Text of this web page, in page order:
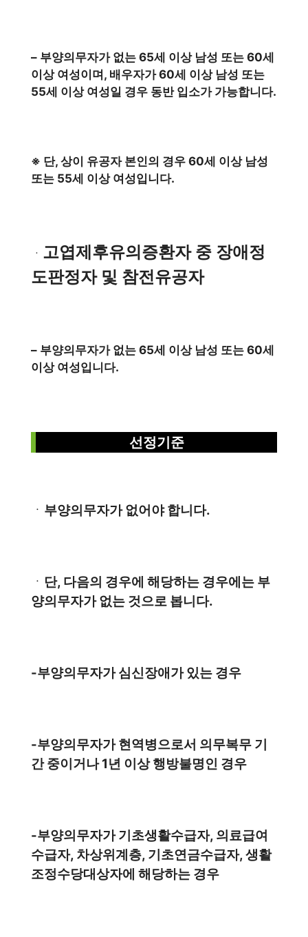
– 부양의무자가 없는 65세 이상 남성 또는 60세
이상 여성이며, 배우자가 60세 이상 남성 또는
55세 이상 여성일 경우 동반 입소가 가능합니다.
※ 단, 상이 유공자 본인의 경우 60세 이상 남성
또는 55세 이상 여성입니다.
ㆍ 고엽제후유의증환자 중 장애정
도판정자 및 참전유공자
– 부양의무자가 없는 65세 이상 남성 또는 60세
이상 여성입니다.
선정기준
ㆍ 부양의무자가 없어야 합니다.
ㆍ 단, 다음의 경우에 해당하는 경우에는 부
양의무자가 없는 것으로 봅니다.
-부양의무자가 심신장애가 있는 경우
-부양의무자가 현역병으로서 의무복무 기
간 중이거나 1년 이상 행방불명인 경우
-부양의무자가 기초생활수급자, 의료급여
수급자, 차상위계층, 기초연금수급자, 생활
조정수당대상자에 해당하는 경우